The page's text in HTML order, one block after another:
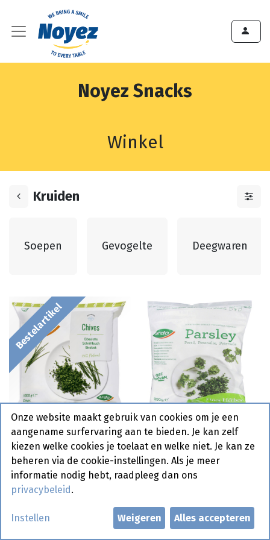
Noyez Snacks
Winkel
Kruiden
Soepen Gevogelte Deegwaren
Bestelartikel
Bieslook Ardo 1 kg Peterselie Ardo 250 gr
Bestelartikel
Onze website maakt gebruik van cookies om je een
aangename surfervaring aan te bieden. Je kan zelf
kiezen welke cookies je toelaat en welke niet. Je kan ze
beheren via de cookie-instellingen. Als je meer
informatie nodig hebt, raadpleeg dan ons
privacybeleid .
Instellen Weigeren Alles accepteren